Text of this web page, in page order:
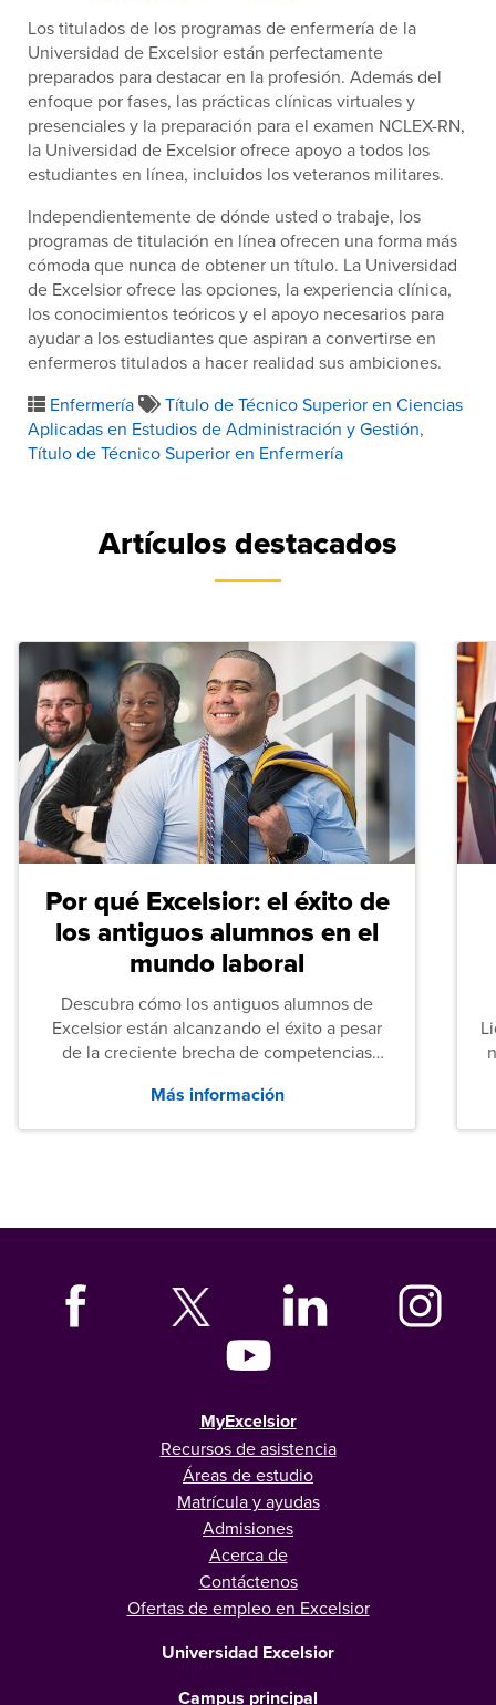
Los titulados de los programas de enfermería de la
Universidad de Excelsior están perfectamente
preparados para destacar en la profesión. Además del
enfoque por fases, las prácticas clínicas virtuales y
presenciales y la preparación para el examen NCLEX-RN,
la Universidad de Excelsior ofrece apoyo a todos los
estudiantes en línea, incluidos los veteranos militares.
Independientemente de dónde usted o trabaje, los
programas de titulación en línea ofrecen una forma más
cómoda que nunca de obtener un título. La Universidad
de Excelsior ofrece las opciones, la experiencia clínica,
los conocimientos teóricos y el apoyo necesarios para
ayudar a los estudiantes que aspiran a convertirse en
enfermeros titulados a hacer realidad sus ambiciones.
Enfermería
Título de Técnico Superior en Ciencias
Aplicadas en Estudios de Administración y Gestión,
Título de Técnico Superior en Enfermería
Artículos destacados
Por qué Excelsior: el éxito de
los antiguos alumnos en el
mundo laboral
Descubra cómo los antiguos alumnos de
Excelsior están alcanzando el éxito a pesar
de la creciente brecha de competencias
tanto las empresas como los recién
graduados en todo Estados Unidos.
Más información
MyExcelsior
Recursos de asistencia
Áreas de estudio
Matrícula y ayudas
Admisiones
Acerca de
Contáctenos
Ofertas de empleo en Excelsior
Universidad Excelsior
Campus principal